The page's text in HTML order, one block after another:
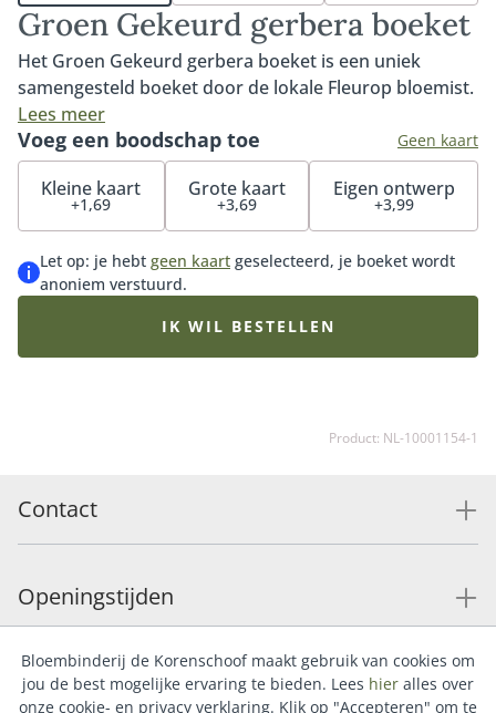
Groen Gekeurd gerbera boeket
Het Groen Gekeurd gerbera boeket is een uniek
samengesteld boeket door de lokale Fleurop bloemist.
Het boeket bestaat uit een mix van de meest mooie en
duurzaam gekwalificeerde MPS-A+ of MPS-A gerbera's.
MPS-ABC is het wereldwijde certificaat dat
duurzaamheid van bloemen aantoonbaar maakt. Door
Fleurop-assortiment. Het afgebeelde boeket is een
indicatie. Het geleverde boeket kan afwijken van de
foto omdat de bloemist gebruik maakt van gerbera's
die op het moment van bestellen goed beschikbaar
Lees meer
Voeg een boodschap toe Geen kaart
Kleine kaart
+1,69
Grote kaart
+3,69
Eigen ontwerp
+3,99
Let op: je hebt geen kaart geselecteerd, je boeket wordt
anoniem verstuurd.
IK WIL BESTELLEN
Product: NL-10001154-1
Contact
Openingstijden
Service
Bloembinderij de Korenschoof maakt gebruik van cookies om
jou de best mogelijke ervaring te bieden. Lees hier alles over
onze cookie- en privacy verklaring. Klik op "Accepteren" om te